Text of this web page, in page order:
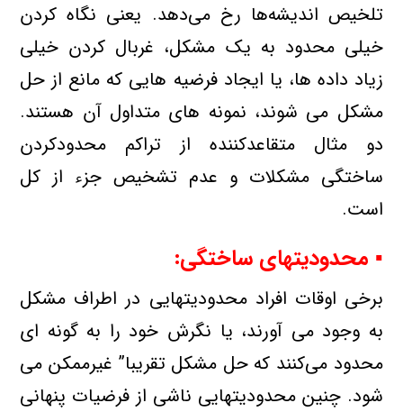
تلخیص اندیشه‌ها رخ می‌دهد. یعنی نگاه كردن
خیلی محدود به یك مشكل، غربال كردن خیلی
زیاد داده ها، یا ایجاد فرضیه هایی كه مانع از حل
مشكل می شوند، نمونه های متداول آن هستند.
دو مثال متقاعدكننده از تراكم محدودكردن
ساختگی مشكلات و عدم تشخیص جزء از كل
است.
▪ محدودیتهای ساختگی:
برخی اوقات افراد محدودیتهایی در اطراف مشكل
به وجود می آورند، یا نگرش خود را به گونه ای
محدود می‌كنند كه حل مشكل تقریبا” غیرممكن می
شود. چنین محدودیتهایی ناشی از فرضیات پنهانی